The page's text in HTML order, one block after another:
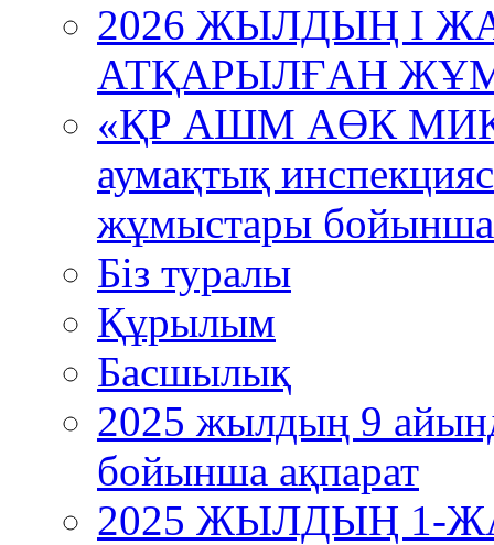
2026 ЖЫЛДЫҢ І
АТҚАРЫЛҒАН
«ҚР АШМ АӨК МИК
аумақтық
жұмыстары бойынша
Бiз туралы
Құрылым
Басшылық
2025 жылдың 9
бойынша ақпарат
2025 ЖЫЛДЫҢ